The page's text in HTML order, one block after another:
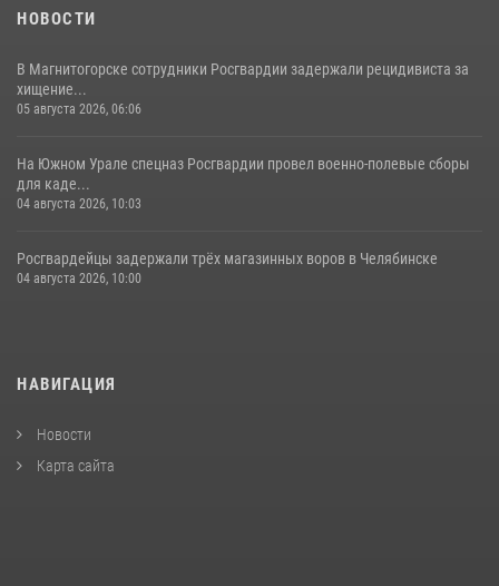
НОВОСТИ
В Магнитогорске сотрудники Росгвардии задержали рецидивиста за
хищение...
05 августа 2026, 06:06
На Южном Урале спецназ Росгвардии провел военно-полевые сборы
для каде...
04 августа 2026, 10:03
Росгвардейцы задержали трёх магазинных воров в Челябинске
04 августа 2026, 10:00
НАВИГАЦИЯ
Новости
Карта сайта